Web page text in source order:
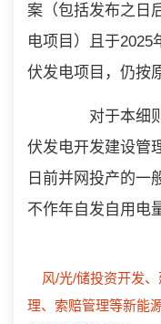
案（包括发布之日
电项目）且于2025
伏发电项目，仍按
对于本细则
伏发电开发建设管
日前并网投产的一
不作年自发自用电
风/光/储投资开发、
理、索赔管理等新能